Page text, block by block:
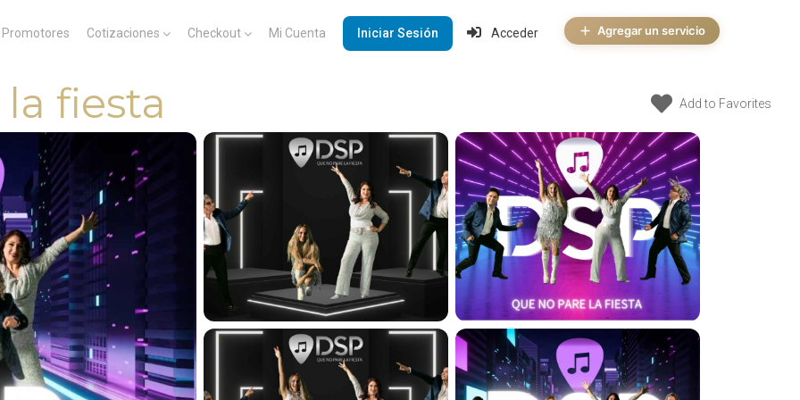
Promotores Cotizaciones Checkout Mi Cuenta Iniciar Sesión Acceder Agregar un servicio
fiesta Add to Favorites